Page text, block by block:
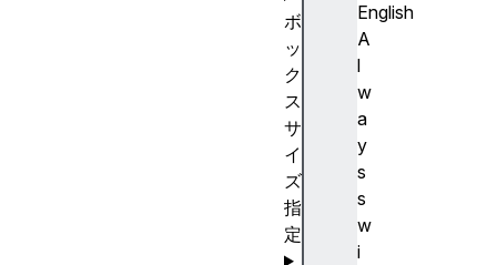
English
A
l
w
a
y
s
s
w
i
ボ
ッ
ク
ス
サ
イ
ズ
指
定